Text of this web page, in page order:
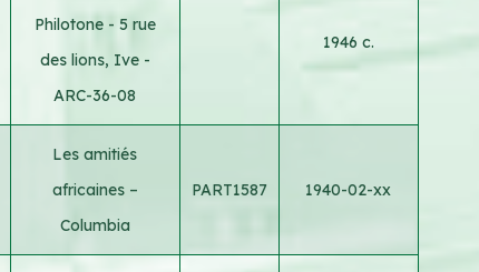
Philotone - 5 rue
des lions, Ive -
ARC-36-08
1946 c.
Les amitiés
africaines –
Columbia
PART1587 1940-02-xx